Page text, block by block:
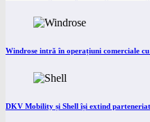
Windrose intră în operațiuni comerciale
DKV Mobility și Shell își extind